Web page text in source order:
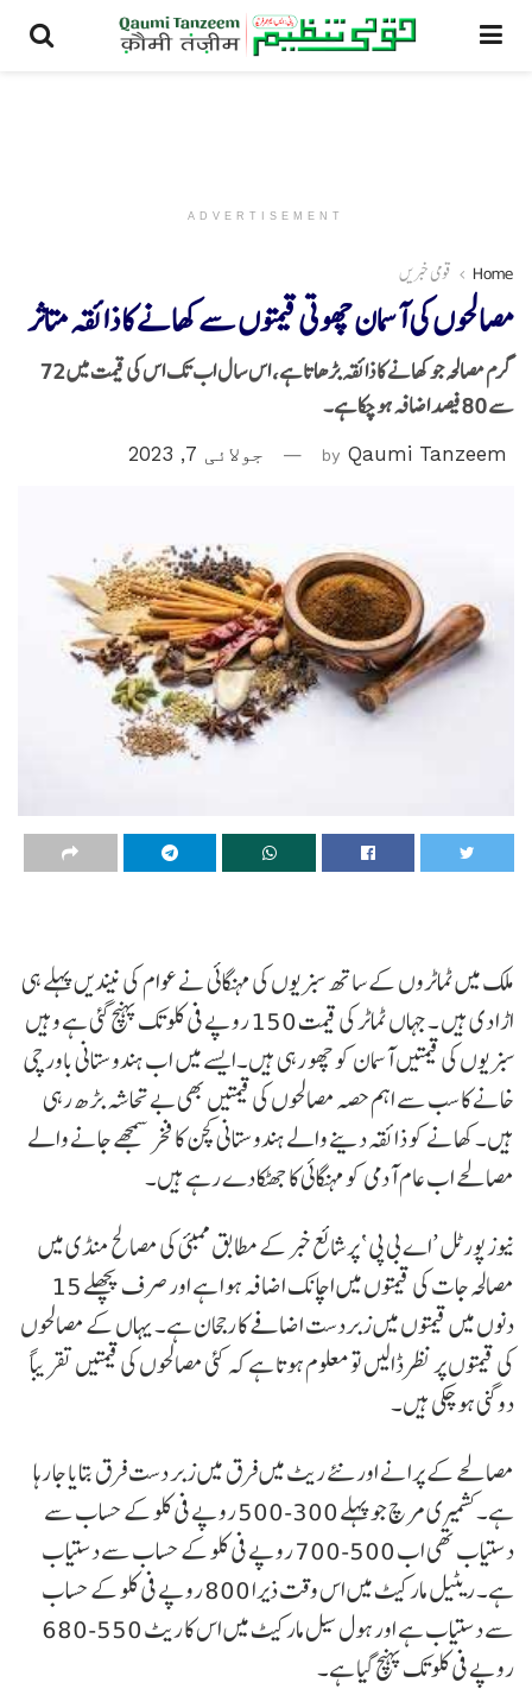
ADVERTISEMENT
Home قومی خبریں
مصالحوں کی آسمان چھوتی قیمتوں سے کھانے کا ذائقہ متاثر
گرم مصالحہ جو کھانے کا ذائقہ بڑھاتا ہے، اس سال اب تک اس کی قیمت میں 72
سے 80 فیصد اضافہ ہو چکا ہے۔
by Qaumi Tanzeem جولائی 7, 2023
ملک میں ٹماٹروں کے ساتھ سبزیوں کی مہنگائی نے عوام کی نیندیں پہلے ہی
اڑا دی ہیں ۔ جہاں ٹماٹر کی قیمت 150 روپے فی کلو تک پہنچ گئی ہے وہیں
سبزیوں کی قیمتیں آسمان کو چھو رہی ہیں۔ایسے میں اب ہندوستانی باورچی
خانے کا سب سے اہم حصہ مصالحوں کی قیمتیں بھی بے تحاشہ بڑھ رہی
ہیں۔ کھانے کو ذائقہ دینے والے ہندوستانی کچن کا فخر سمجھے جانے والے
مصالحے اب عام آدمی کو مہنگائی کا جھٹکا دے رہے ہیں۔
نیوز پورٹل ’اے بی پی ‘ پر شائع خبر کے مطابق ممبئی کی مصالح منڈی میں
مصالحہ جات کی قیمتوں میں اچانک اضافہ ہوا ہے اور صرف پچھلے 15
دنوں میں قیمتوں میں زبردست اضافے کا رجحان ہے۔ یہاں کے مصالحوں
کی قیمتوں پر نظر ڈالیں تو معلوم ہوتا ہے کہ کئی مصالحوں کی قیمتیں تقریباً
دوگنی ہو چکی ہیں۔
مصالحے کے پرانے اور نئے ریٹ میں فرق میں زبر دست فرق بتایا جا رہا
ہے۔کشمیری مرچ جو پہلے 300-500 روپے فی کلو کے حساب سے
دستیاب تھی اب 500-700 روپے فی کلو کے حساب سے دستیاب
ہے۔ ریٹیل مارکیٹ میں اس وقت ذیرا 800 روپے فی کلو کے حساب
سے دستیاب ہے اور ہول سیل مارکیٹ میں اس کا ریٹ 550-680
روپے فی کلو تک پہنچ گیا ہے۔